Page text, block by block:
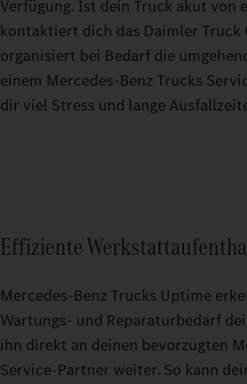
Verfügung. Ist dein Truck akut von
kontaktiert dich das Daimler Truck
organisiert bei Bedarf die
einem Mercedes‑Benz Trucks
dir viel Stress und lange
Effiziente
Mercedes‑Benz Trucks Uptime
Wartungs- und Reparaturbedarf
ihn direkt an deinen bevorzugten
Service‑Partner weiter. So kann